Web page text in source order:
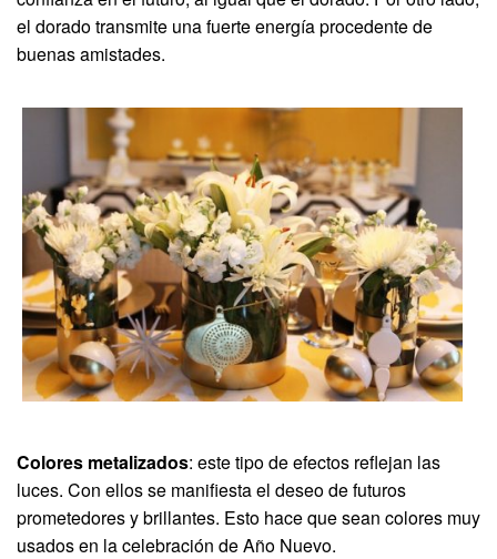
el dorado transmite una fuerte energía procedente de
buenas amistades.
Colores metalizados: este tipo de efectos reflejan las
luces. Con ellos se manifiesta el deseo de futuros
prometedores y brillantes. Esto hace que sean colores muy
usados en la celebración de Año Nuevo.